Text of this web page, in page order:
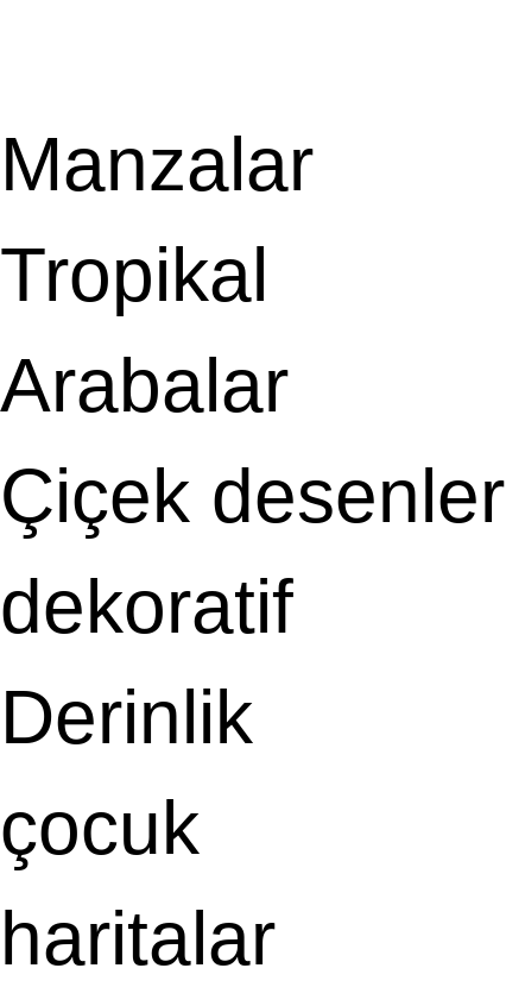
Manzalar
Tropikal
Arabalar
Çiçek desenler
dekoratif
Derinlik
çocuk
haritalar